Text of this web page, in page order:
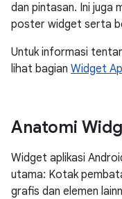
dan pintasan. Ini juga
poster widget serta
Untuk informasi
lihat bagian Widget
Anatomi
Widget aplikasi
utama: Kotak
grafis dan elemen